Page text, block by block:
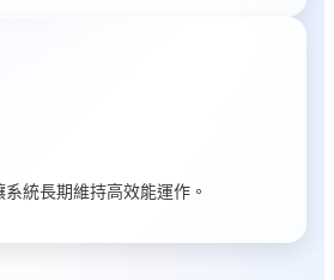
統長期維持高效能運作。